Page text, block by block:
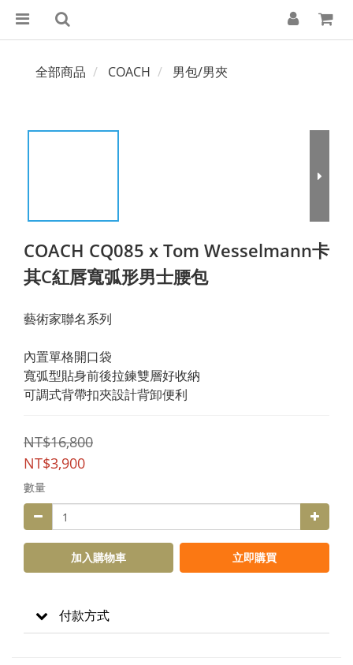
全部商品 COACH 男包/男夾
COACH CQ085 x Tom Wesselmann卡
其C紅唇寬弧形男士腰包
藝術家聯名系列
內置單格開口袋
寬弧型貼身前後拉鍊雙層好收納
可調式背帶扣夾設計背卸便利
NT$16,800
NT$3,900
數量
加入購物車 立即購買
付款方式